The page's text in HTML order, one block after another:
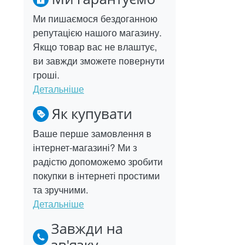
Ми пишаємося бездоганною
репутацією нашого магазину.
Якщо товар вас не влаштує,
ви завжди зможете повернути
гроші.
Детальніше
Як купувати
Ваше перше замовлення в
інтернет-магазині? Ми з
радістю допоможемо зробити
покупки в інтернеті простими
та зручними.
Детальніше
Завжди на